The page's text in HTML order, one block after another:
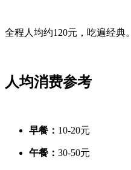
全程人均约120元，吃遍经典。
人均消费参考
早餐： 10-20元
午餐： 30-50元